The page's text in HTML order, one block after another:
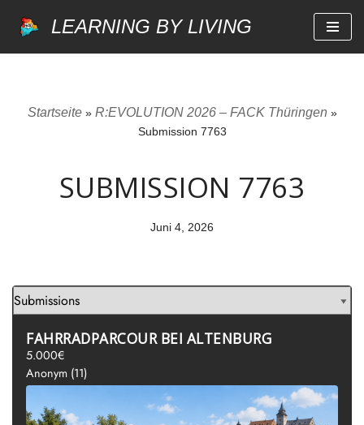
LEARNING BY LIVING
Startseite» R:EVOLUTION 2026 – FACK Thüringen »
Submission 7763
SUBMISSION 7763
Juni 4, 2026
FAHRRADPARCOUR BEI ALTENBURG
5.000€
Anonym (11)